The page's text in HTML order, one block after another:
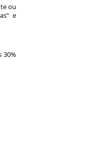
ou
e
30%